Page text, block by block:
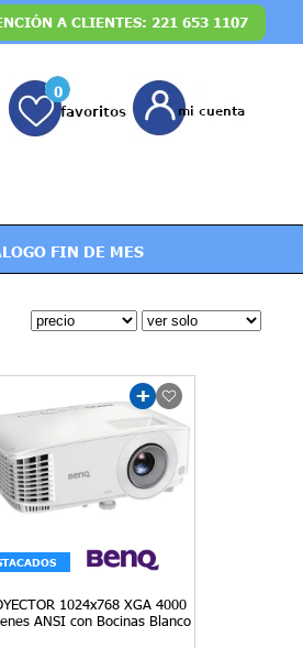
A CLIENTES: 221 653 1107
0
FIN DE MES
1024x768 XGA 4000
ANSI con Bocinas Blanco